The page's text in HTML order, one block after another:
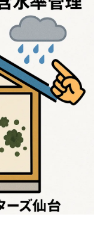
クポイント✅
生したら…？
未来の住まいを